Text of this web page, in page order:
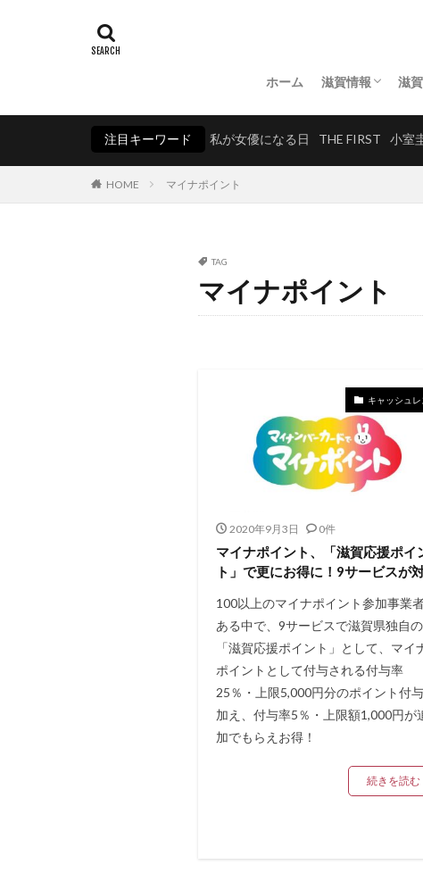
ホーム 滋賀情報
湖北
湖東
湖南
湖西
滋
注目キーワード 私が女優になる日 THE FIRST 小室
HOME マイナポイント
TAG
マイナポイント
キャッシュレ
2020年9月3日 0件
マイナポイント、「滋賀応援ポイ
ト」で更にお得に！9サービスが
100以上のマイナポイント参加事業
ある中で、9サービスで滋賀県独自の
「滋賀応援ポイント」として、マイ
ポイントとして付与される付与率
25％・上限5,000円分のポイント付
加え、付与率5％・上限額1,000円が
加でもらえお得！
続きを読む